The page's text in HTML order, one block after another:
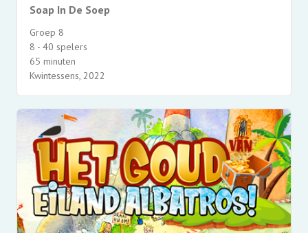
Soap In De Soep
Groep 8
8 - 40 spelers
65 minuten
Kwintessens, 2022